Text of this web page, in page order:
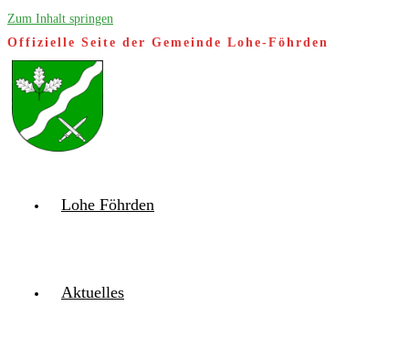
Zum Inhalt springen
Offizielle Seite der Gemeinde Lohe-Föhrden
Lohe Föhrden
Aktuelles